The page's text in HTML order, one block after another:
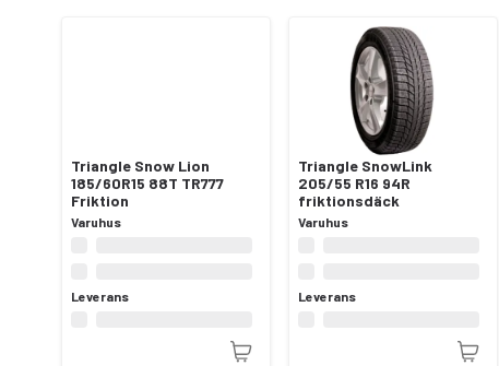
Triangle Snow Lion
185/60R15 88T TR777
Friktion
Varuhus
Leverans
Triangle SnowLink
205/55 R16 94R
friktionsdäck
Varuhus
Leverans